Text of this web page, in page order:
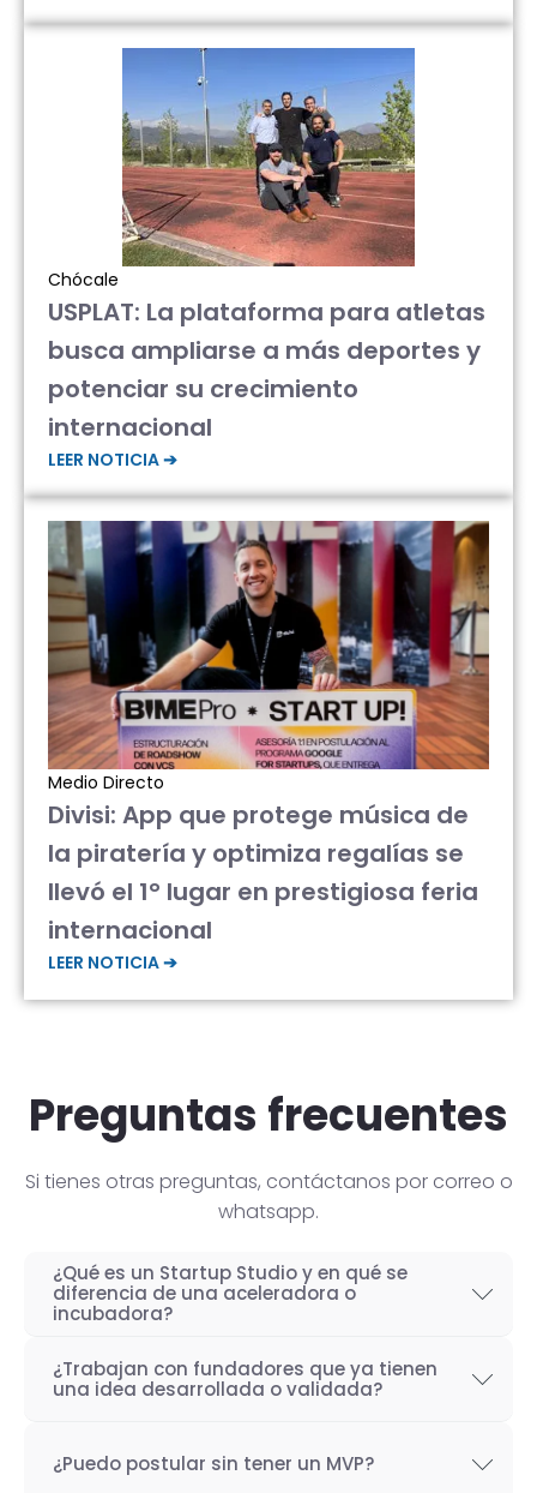
Chócale
USPLAT: La plataforma para atletas
busca ampliarse a más deportes y
potenciar su crecimiento
internacional
LEER NOTICIA ➔
Medio Directo
Divisi: App que protege música de
la piratería y optimiza regalías se
llevó el 1° lugar en prestigiosa feria
internacional
LEER NOTICIA ➔
Preguntas frecuentes
Si tienes otras preguntas, contáctanos por correo o
whatsapp.
¿Qué es un Startup Studio y en qué se
diferencia de una aceleradora o
incubadora?
Un Startup Studio es una organización capaz
de construir startups de manera iterativa,
con experiencia. También se les conoce
¿Trabajan con fundadores que ya tienen
una idea desarrollada o validada?
Startup Studio es lograr un proceso iterativo
¿Puedo postular sin tener un MVP?